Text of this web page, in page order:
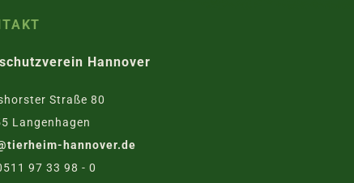
Hannover
Straße 80
Langenhagen
hannover.de
97 33 98 - 0